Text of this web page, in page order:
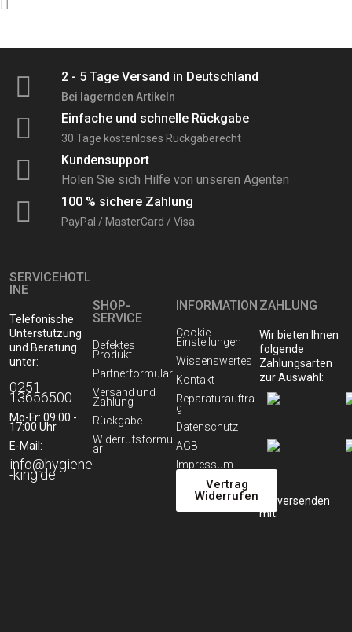
2 - 5 Tage Versand in Deutschland
Bei lagernden Artikeln
Einfache und schnelle Rückgabe
30 Tage kostenloses Rückgaberecht
Kundensupport
Holen Sie sich Hilfe von unseren Agenten
100 % sichere Zahlung
PayPal / MasterCard / Visa
SERVICEHOTL
INE
Telefonische
Unterstützung
und Beratung
unter:
0251 -
13656500
Mo-Fr: 09:00 -
17:00 Uhr
E-Mail:
info@hygiene
-king.de
SHOP-
SERVICE
Defektes
Produkt
Partnerformular
Versand und
Zahlung
Rückgabe
Widerrufsformul
ar
INFORMATION
Cookie
Einstellungen
Wissenswertes
Kontakt
Reparaturauftra
g
Datenschutz
AGB
Impressum
Vertrag
Widerrufen
ZAHLUNG
Wir bieten Ihnen
folgende
Zahlungsarten
zur Auswahl:
Wir versenden
mit: